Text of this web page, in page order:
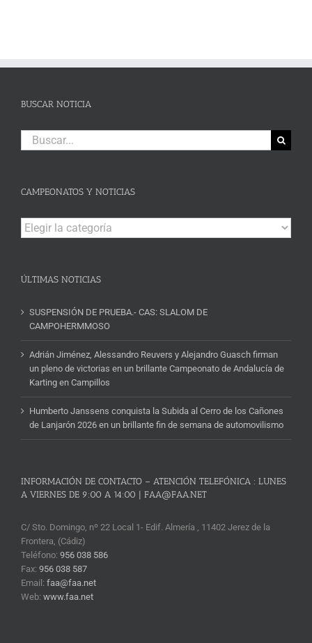
BUSCAR NOTICIA
Buscar:
CAMPEONATOS Y NOTICIAS
Campeonatos
y
ÚLTIMAS NOTICIAS
SUSPENSIÓN DE PRUEBA.- CAS: SLALOM DE
CAMPOHERMMOSO
Adrián Jiménez, Alessandro Reuvers y Alejandro Guasch firman
un pleno de victorias en un brillante Campeonato de Andalucía de
Karting en Campillos
Humberto Janssens conquista la Subida al Cerro de los Cañones
de Lanjarón 2026 en un brillante fin de semana de automovilismo
INFORMACIÓN DE CONTACTO – ATENCIÓN TELEFÓNICA : LUNES
A VIERNES DE 9:00 A 14:00 | FAA@FAA.NET
C/ Sto. Domingo, nº 22 Local 1- Edif. Almería , 11402 Jerez de la
Frontera, (Cádiz)
Teléfono: 956 038 586
Fax: 956 038 587
Email: faa@faa.net
Web: www.faa.net